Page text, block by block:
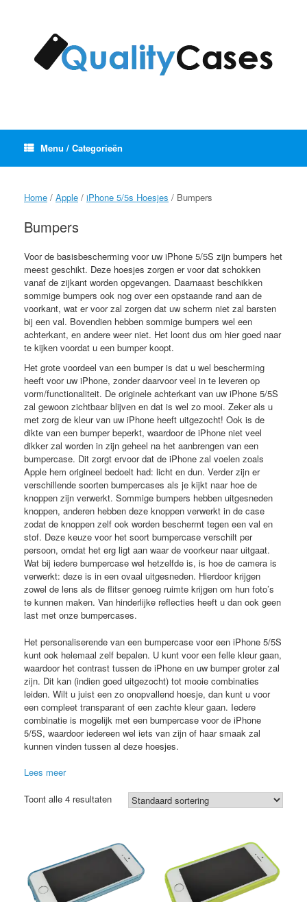
Menu / Categorieën
Home / Apple / iPhone 5/5s Hoesjes / Bumpers
Bumpers
Voor de basisbescherming voor uw iPhone 5/5S zijn bumpers het
meest geschikt. Deze hoesjes zorgen er voor dat schokken
vanaf de zijkant worden opgevangen. Daarnaast beschikken
sommige bumpers ook nog over een opstaande rand aan de
voorkant, wat er voor zal zorgen dat uw scherm niet zal barsten
bij een val. Bovendien hebben sommige bumpers wel een
achterkant, en andere weer niet. Het loont dus om hier goed naar
te kijken voordat u een bumper koopt.
Het grote voordeel van een bumper is dat u wel bescherming
heeft voor uw iPhone, zonder daarvoor veel in te leveren op
vorm/functionaliteit. De originele achterkant van uw iPhone 5/5S
zal gewoon zichtbaar blijven en dat is wel zo mooi. Zeker als u
met zorg de kleur van uw iPhone heeft uitgezocht! Ook is de
dikte van een bumper beperkt, waardoor de iPhone niet veel
dikker zal worden in zijn geheel na het aanbrengen van een
bumpercase. Dit zorgt ervoor dat de iPhone zal voelen zoals
Apple hem origineel bedoelt had: licht en dun. Verder zijn er
verschillende soorten bumpercases als je kijkt naar hoe de
knoppen zijn verwerkt. Sommige bumpers hebben uitgesneden
knoppen, anderen hebben deze knoppen verwerkt in de case
zodat de knoppen zelf ook worden beschermt tegen een val en
stof. Deze keuze voor het soort bumpercase verschilt per
persoon, omdat het erg ligt aan waar de voorkeur naar uitgaat.
Wat bij iedere bumpercase wel hetzelfde is, is hoe de camera is
verwerkt: deze is in een ovaal uitgesneden. Hierdoor krijgen
zowel de lens als de ﬂitser genoeg ruimte krijgen om hun foto’s
te kunnen maken. Van hinderlijke reﬂecties heeft u dan ook geen
last met onze bumpercases.
Het personaliserende van een bumpercase voor een iPhone 5/5S
kunt ook helemaal zelf bepalen. U kunt voor een felle kleur gaan,
waardoor het contrast tussen de iPhone en uw bumper groter zal
zijn. Dit kan (indien goed uitgezocht) tot mooie combinaties
leiden. Wilt u juist een zo onopvallend hoesje, dan kunt u voor
een compleet transparant of een zachte kleur gaan. Iedere
combinatie is mogelijk met een bumpercase voor de iPhone
5/5S, waardoor iedereen wel iets van zijn of haar smaak zal
kunnen vinden tussen al deze hoesjes.
Lees meer
Toont alle 4 resultaten